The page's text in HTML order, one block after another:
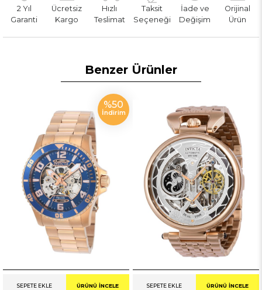
2 Yıl
Garanti
Ücretsiz
Kargo
Hızlı
Teslimat
Taksit
Seçeneği
İade ve
Değişim
Orijinal
Ürün
Benzer Ürünler
SEPETE EKLE ÜRÜNÜ İNCELE
%50
İndirim
SEPETE EKLE ÜRÜNÜ İNCELE